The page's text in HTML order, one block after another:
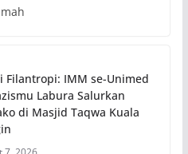
Filantropi: IMM se-Unimed
Labura Salurkan
di Masjid Taqwa Kuala